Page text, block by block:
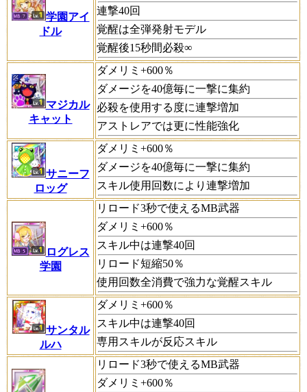
学園アイ
ドル
連撃40回
覚醒は全弾発射モデル
覚醒後15秒間必殺∞
マジカル
キャット
ダメリミ+600％
ダメージを40億毎に一撃に集約
必殺を使用する度に連撃増加
アストレアでは更に性能強化
サニーフ
ロッグ
ダメリミ+600％
ダメージを40億毎に一撃に集約
スキル使用回数により連撃増加
ログレス
学園
リロード3秒で使えるMB武器
ダメリミ+600％
スキル中は連撃40回
リロード短縮50％
使用回数全消費で強力な覚醒スキル
サンタル
ルハ
ダメリミ+600％
スキル中は連撃40回
専用スキルが反応スキル
リロード3秒で使えるMB武器
ダメリミ+600％